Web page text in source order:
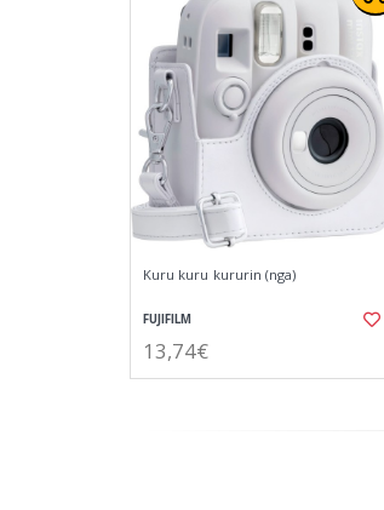
Kuru kuru kururin (nga)
FUJIFILM
13,74€